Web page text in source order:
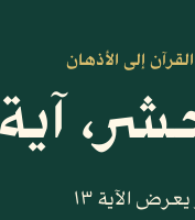
إلى الأذهان
آية ١٣
الآية ١٣